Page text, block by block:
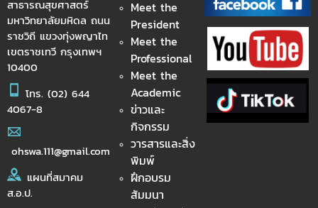
สาธารณสุขศาสตร์
มหาวิทยาลัยมหิดล ถนน
ราชวิถี แขวงทุ่งพญาไท
เขตราชเทวี กรุงเทพฯ
10400
โทร. (02) 644
4067-8
ohswa.111@gmail.com
แผนที่สมาคม
ส.อ.ป.
Meet the
President
Meet the
Professional
Meet the
Academic
ข่าวและ
กิจกรรม
วารสารและสิ่ง
พิมพ์
ฝึกอบรม
สัมมนา